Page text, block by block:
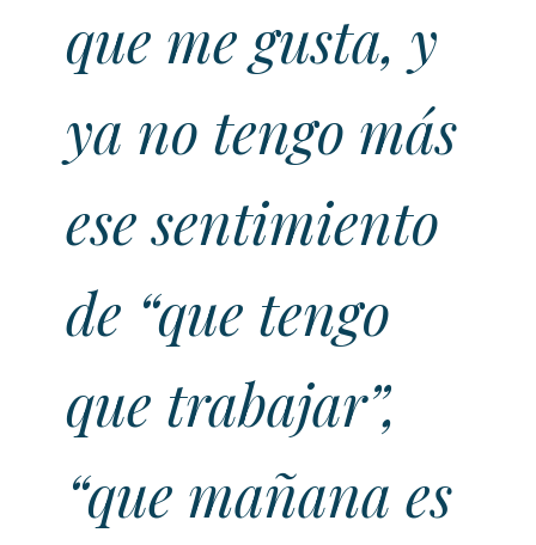
que me gusta, y
ya no tengo más
ese sentimiento
de “que tengo
que trabajar”,
“que mañana es